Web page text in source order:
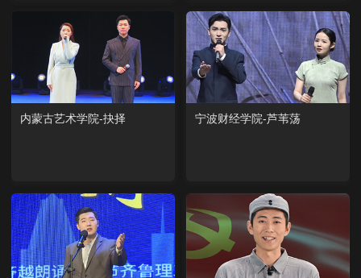
内蒙古艺术学院-抉择 宁波财经学院-芦苇荡